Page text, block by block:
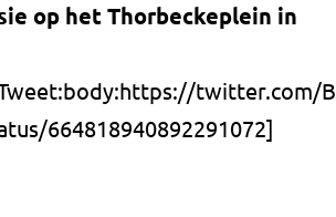
op het Thorbeckeplein in
twitter.com/
664818940892291072]